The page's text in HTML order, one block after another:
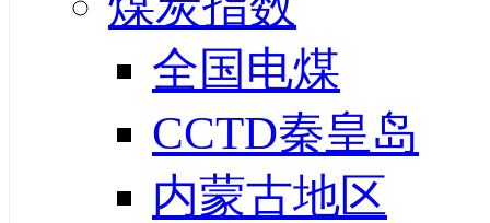
全国电煤
CCTD秦皇岛
内蒙古地区